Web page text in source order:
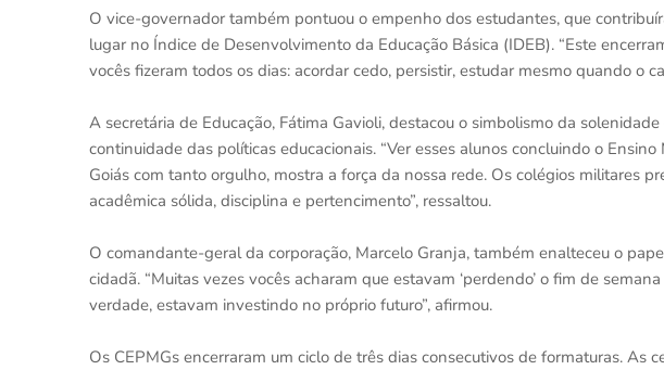
O vice-governador também pontuou o empenho dos estudantes, que
lugar no Índice de Desenvolvimento da Educação Básica (IDEB). “Este
vocês fizeram todos os dias: acordar cedo, persistir, estudar mesmo quando o
A secretária de Educação, Fátima Gavioli, destacou o simbolismo da
continuidade das políticas educacionais. “Ver esses alunos concluindo o
Goiás com tanto orgulho, mostra a força da nossa rede. Os colégios militares
acadêmica sólida, disciplina e pertencimento”, ressaltou.
O comandante-geral da corporação, Marcelo Granja, também enalteceu o
cidadã. “Muitas vezes vocês acharam que estavam ‘perdendo’ o fim de
verdade, estavam investindo no próprio futuro”, afirmou.
Os CEPMGs encerraram um ciclo de três dias consecutivos de formaturas. As